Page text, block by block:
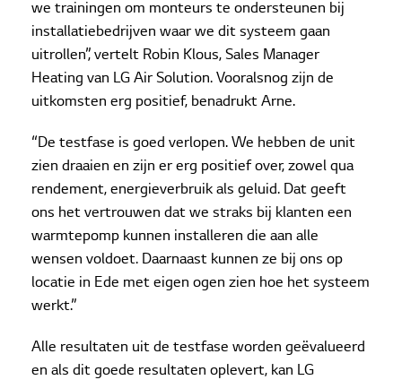
we trainingen om monteurs te ondersteunen bij
installatiebedrijven waar we dit systeem gaan
uitrollen”, vertelt Robin Klous, Sales Manager
Heating van LG Air Solution. Vooralsnog zijn de
uitkomsten erg positief, benadrukt Arne.
“De testfase is goed verlopen. We hebben de unit
zien draaien en zijn er erg positief over, zowel qua
rendement, energieverbruik als geluid. Dat geeft
ons het vertrouwen dat we straks bij klanten een
warmtepomp kunnen installeren die aan alle
wensen voldoet. Daarnaast kunnen ze bij ons op
locatie in Ede met eigen ogen zien hoe het systeem
werkt.”
Alle resultaten uit de testfase worden geëvalueerd
en als dit goede resultaten oplevert, kan LG